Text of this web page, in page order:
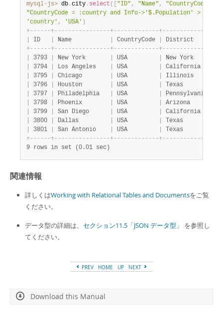
mysql-js> db .city . select ( "ID" , "Name" , "CountryCode"
"CountryCode = :country and Info->'$.Population' >
'country' , 'USA' )
+- - - - - -+- - - - - - - - - - - - - - - -+- - - - - - - - - - - - -+- - - - - - - - - - - -
ID Name CountryCode District
+- - - - - -+- - - - - - - - - - - - - - - -+- - - - - - - - - - - - -+- - - - - - - - - - - -
3793 New York USA New York
3794 Los Angeles USA California
3795 Chicago USA Illinois
3796 Houston USA Texas
3797 Philadelphia USA Pennsylvania
3798 Phoenix USA Arizona
3799 San Diego USA California
3800 Dallas USA Texas
3801 San Antonio USA Texas
+- - - - - -+- - - - - - - - - - - - - - - -+- - - - - - - - - - - - -+- - - - - - - - - - - -
9 rows in set (0.01 sec)
関連情報
詳しくはWorking with Relational Tables and Documentsをご覧
ください。
データ型の詳細は、 セクション11.5「JSON データ型」
を参照し
てください。
PREV HOME UP NEXT
Download this Manual